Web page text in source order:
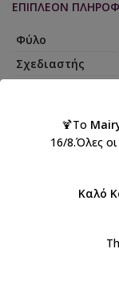
ΕΠΙΠΛΈΟΝ
Φύλο
Σχεδιαστής
ΑΞΙΟΛΟΓΉΣΕΙΣ (0)
🍹Το
16/8.Όλες
Καλό